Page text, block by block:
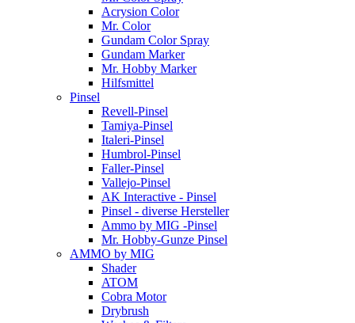
Acrysion Color
Mr. Color
Gundam Color Spray
Gundam Marker
Mr. Hobby Marker
Hilfsmittel
Pinsel
Revell-Pinsel
Tamiya-Pinsel
Italeri-Pinsel
Humbrol-Pinsel
Faller-Pinsel
Vallejo-Pinsel
AK Interactive - Pinsel
Pinsel - diverse Hersteller
Ammo by MIG -Pinsel
Mr. Hobby-Gunze Pinsel
AMMO by MIG
Shader
ATOM
Cobra Motor
Drybrush